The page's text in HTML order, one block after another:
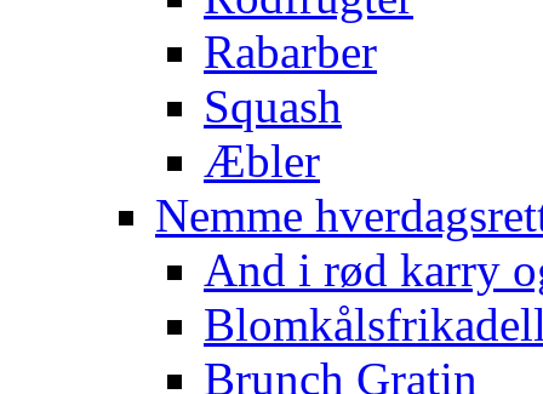
Rabarber
Squash
Æbler
Nemme
And i rød karry
Brunch Gratin